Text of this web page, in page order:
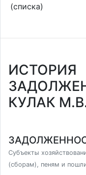
(списка)
ИСТОРИЯ
КУЛАК
Субъекты
(сборам), пеням и